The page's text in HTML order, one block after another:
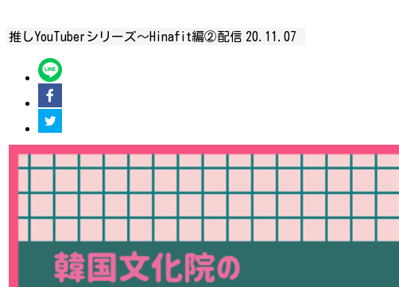
推しYouTuberシリーズ〜Hinafit編②配信 20.11.07